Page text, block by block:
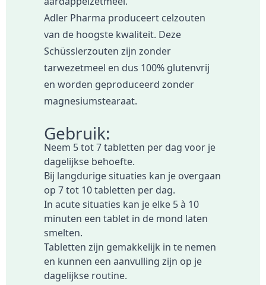
Adler Pharma produceert celzouten
van de hoogste kwaliteit. Deze
Schüsslerzouten zijn zonder
tarwezetmeel en dus 100% glutenvrij
en worden geproduceerd zonder
magnesiumstearaat.
Gebruik:
Neem 5 tot 7 tabletten per dag voor je
dagelijkse behoefte.
Bij langdurige situaties kan je overgaan
op 7 tot 10 tabletten per dag.
In acute situaties kan je elke 5 à 10
minuten een tablet in de mond laten
smelten.
Tabletten zijn gemakkelijk in te nemen
en kunnen een aanvulling zijn op je
dagelijkse routine.